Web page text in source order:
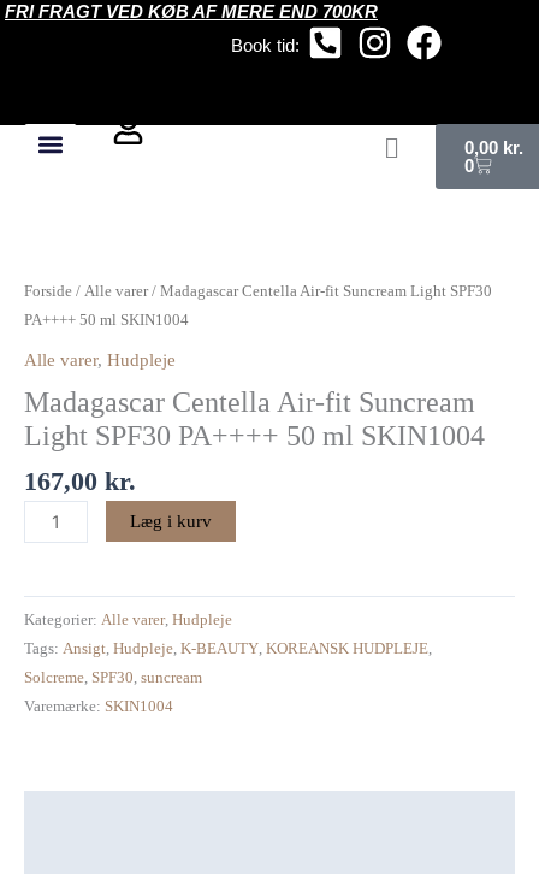
Gå
Book tid:
FRI FRAGT VED KØB AF MERE END 700KR
0,00 kr.
0
Forside / Alle varer/ Madagascar Centella Air-fit Suncream Light SPF30
PA++++ 50 ml SKIN1004
Alle varer, Hudpleje
Madagascar Centella Air-fit Suncream
Light SPF30 PA++++ 50 ml SKIN1004
167,00 kr.
Air-
fit
Light
SPF30
PA++++
ml
SKIN1004
antal
Læg i kurv
Kategorier: Alle varer, Hudpleje
Tags: Ansigt Hudpleje K-BEAUTY KOREANSK HUDPLEJE
Solcreme SPF30 suncream
Varemærke: SKIN1004